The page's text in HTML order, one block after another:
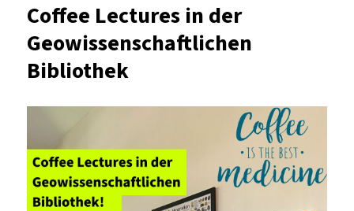
Willdenow“
Coffee Lectures in der
Geowissenschaftlichen
Bibliothek